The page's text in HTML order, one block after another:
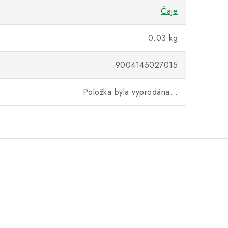
Čaje
0.03 kg
9004145027015
Položka byla vyprodána…